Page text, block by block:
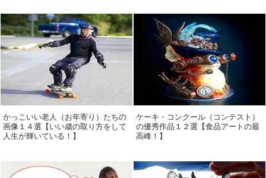
かっこいい老人（お年寄り）たちの
画像１４選【いい歳の取り方をして
人生が輝いている！】
ケーキ・コンクール（コンテスト）
の優秀作品１２選【食品アートの最
高峰！】